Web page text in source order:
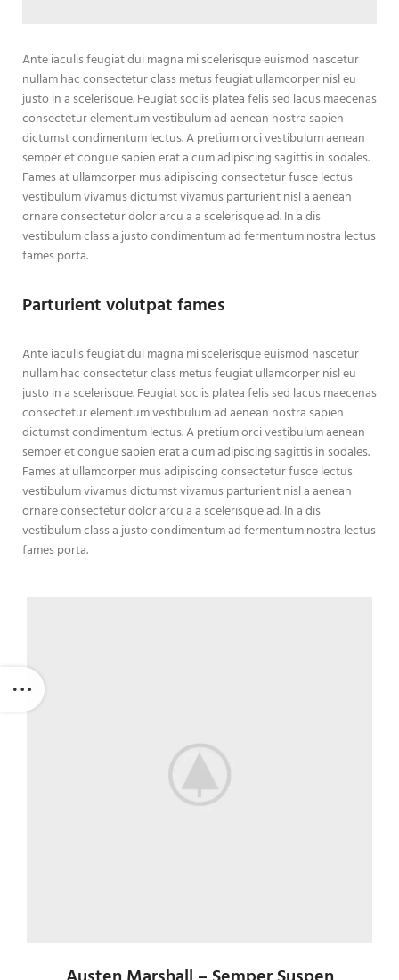
Ante iaculis feugiat dui magna mi scelerisque euismod nascetur
nullam hac consectetur class metus feugiat ullamcorper nisl eu
justo in a scelerisque. Feugiat sociis platea felis sed lacus maecenas
consectetur elementum vestibulum ad aenean nostra sapien
dictumst condimentum lectus. A pretium orci vestibulum aenean
semper et congue sapien erat a cum adipiscing sagittis in sodales.
Fames at ullamcorper mus adipiscing consectetur fusce lectus
vestibulum vivamus dictumst vivamus parturient nisl a aenean
ornare consectetur dolor arcu a a scelerisque ad. In a dis
vestibulum class a justo condimentum ad fermentum nostra lectus
fames porta.
Parturient volutpat fames
Ante iaculis feugiat dui magna mi scelerisque euismod nascetur
nullam hac consectetur class metus feugiat ullamcorper nisl eu
justo in a scelerisque. Feugiat sociis platea felis sed lacus maecenas
consectetur elementum vestibulum ad aenean nostra sapien
dictumst condimentum lectus. A pretium orci vestibulum aenean
semper et congue sapien erat a cum adipiscing sagittis in sodales.
Fames at ullamcorper mus adipiscing consectetur fusce lectus
vestibulum vivamus dictumst vivamus parturient nisl a aenean
ornare consectetur dolor arcu a a scelerisque ad. In a dis
vestibulum class a justo condimentum ad fermentum nostra lectus
fames porta.